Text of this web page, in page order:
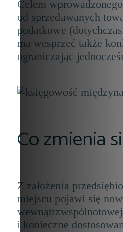
Celem
od sprzedawanych
podatkowe
ma wesprzeć także
ograniczając
Co zmienia
Z założenia
miejscu pojawi się
i konieczne